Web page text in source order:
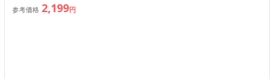
参考価格 2,199円